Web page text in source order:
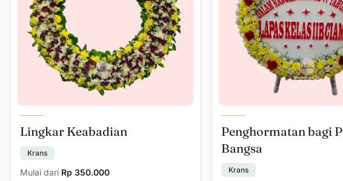
Lingkar Keabadian
Krans
Mulai dari Rp 350.000
Penghormatan bagi
Bangsa
Krans